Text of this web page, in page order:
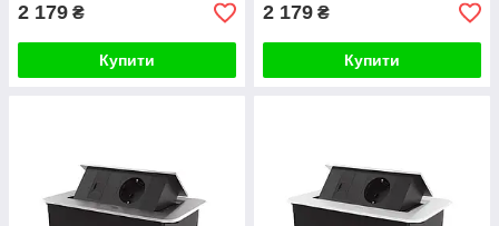
2 179 ₴
Купити
2 179 ₴
Купити